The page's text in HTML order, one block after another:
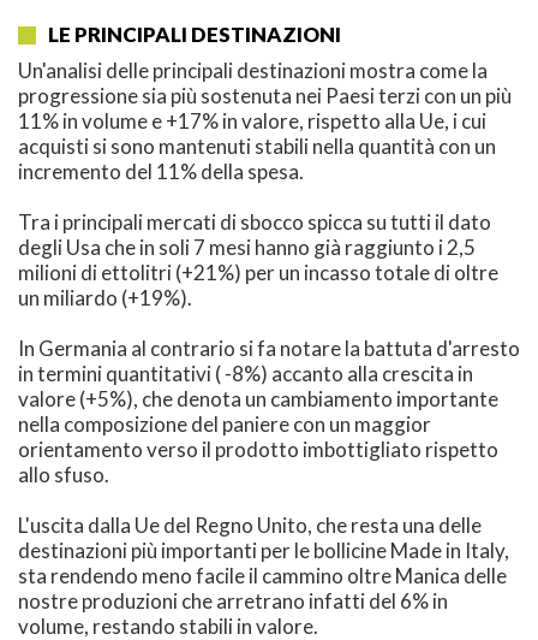
LE PRINCIPALI DESTINAZIONI
Un'analisi delle principali destinazioni mostra come la
progressione sia più sostenuta nei Paesi terzi con un più
11% in volume e +17% in valore, rispetto alla Ue, i cui
acquisti si sono mantenuti stabili nella quantità con un
incremento del 11% della spesa.
Tra i principali mercati di sbocco spicca su tutti il dato
degli Usa che in soli 7 mesi hanno già raggiunto i 2,5
milioni di ettolitri (+21%) per un incasso totale di oltre
un miliardo (+19%).
In Germania al contrario si fa notare la battuta d'arresto
in termini quantitativi ( -8%) accanto alla crescita in
valore (+5%), che denota un cambiamento importante
nella composizione del paniere con un maggior
orientamento verso il prodotto imbottigliato rispetto
allo sfuso.
L'uscita dalla Ue del Regno Unito, che resta una delle
destinazioni più importanti per le bollicine Made in Italy,
sta rendendo meno facile il cammino oltre Manica delle
nostre produzioni che arretrano infatti del 6% in
volume, restando stabili in valore.